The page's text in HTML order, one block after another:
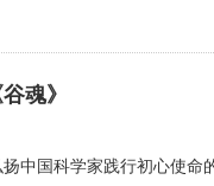
魂》
中国科学家践行初心使